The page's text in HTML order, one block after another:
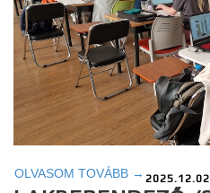
OLVASOM TOVÁBB → 2025.12.02